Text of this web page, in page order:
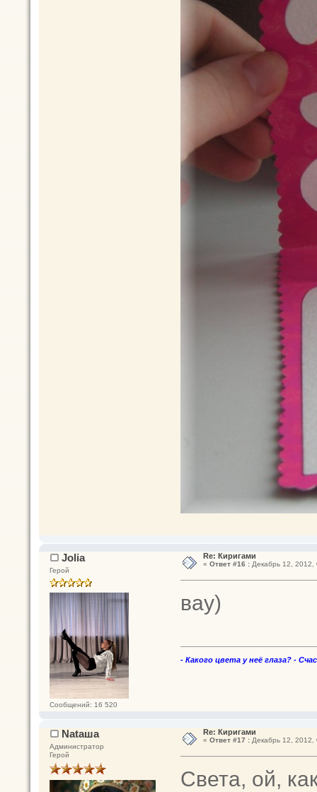
Jolia
Герой
Сообщений: 16 520
Re: Киригами
« Ответ #16 :Декабрь 12, 2012,
вау)
- Какого цвета у неё глаза? -
Nataшa
Администратор
Герой
Re: Киригами
« Ответ #17 :Декабрь 12, 2012,
Света, ой,